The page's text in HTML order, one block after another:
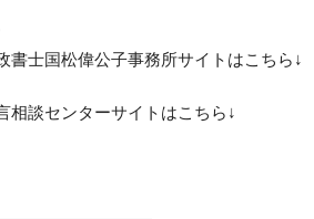
書士国松偉公子事務所サイトはこちら↓
相談センターサイトはこちら↓